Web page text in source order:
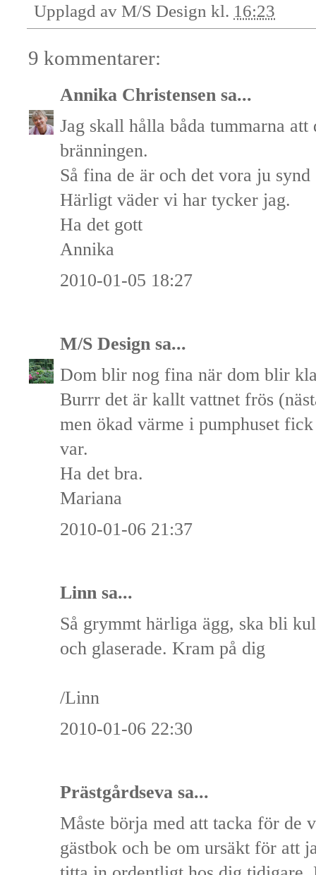
Upplagd av M/S Design kl. 16:23
9 kommentarer:
Annika Christensen sa...
Jag skall hålla båda tummarna att
bränningen.
Så fina de är och det vora ju
Härligt väder vi har tycker jag.
Ha det gott
Annika
2010-01-05 18:27
M/S Design sa...
Dom blir nog fina när dom blir
Burrr det är kallt vattnet frös
men ökad värme i pumphuset
var.
Ha det bra.
Mariana
2010-01-06 21:37
Linn sa...
Så grymmt härliga ägg, ska bli
och glaserade. Kram på dig
/Linn
2010-01-06 22:30
Prästgårdseva sa...
Måste börja med att tacka för de
gästbok och be om ursäkt för att